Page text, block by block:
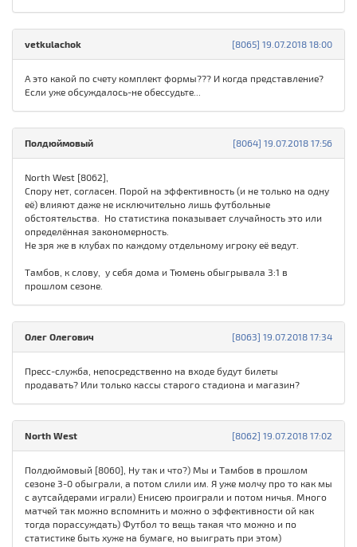
[8065] 19.07.2018 18:00
vetkulachok
А это какой по счету комплект формы??? И когда представление?
Если уже обсуждалось-не обессудьте...
[8064] 19.07.2018 17:56
Полдюймовый
North West [8062],
Спору нет, согласен. Порой на эффективность (и не только на одну
её) влияют даже не исключительно лишь футбольные
обстоятельства. Но статистика показывает случайность это или
определённая закономерность.
Не зря же в клубах по каждому отдельному игроку её ведут.
Тамбов, к слову, у себя дома и Тюмень обыгрывала 3:1 в
прошлом сезоне.
[8063] 19.07.2018 17:34
Олег Олегович
Пресс-служба, непосредственно на входе будут билеты
продавать? Или только кассы старого стадиона и магазин?
[8062] 19.07.2018 17:02
North West
Полдюймовый [8060], Ну так и что?) Мы и Тамбов в прошлом
сезоне 3-0 обыграли, а потом слили им. Я уже молчу про то как мы
с аутсайдерами играли) Енисею проиграли и потом ничья. Много
матчей так можно вспомнить и можно о эффективности ой как
тогда порассуждать) Футбол то вещь такая что можно и по
статистике быть хуже на бумаге, но выиграть при этом)